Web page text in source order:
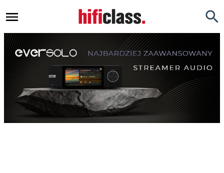
Newsy
Testy
Opinie
Okazje